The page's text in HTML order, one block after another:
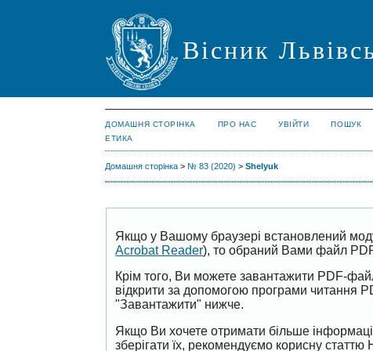
Вісник
ДОМАШНЯ СТОРІНКА ПРО НАС УВІЙТИ ПОШУК
ЕТИКА
Домашня сторінка > № 83 (2020) >Shelyuk
Якщо у Вашому браузері встановлений
Acrobat Reader), то обраний Вами файл
Крім того, Ви можете завантажити PDF-
відкрити за допомогою програми читання
"Завантажити" нижче.
Якщо Ви хочете отримати більше
зберігати їх, рекомендуємо корисну